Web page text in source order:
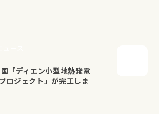
「ディエン小型地熱発電
ロジェクト」が完工しま